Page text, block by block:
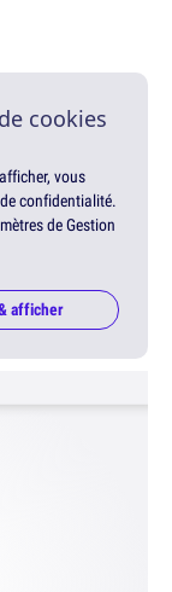
cookies
vous
confidentialité.
de Gestion
afficher